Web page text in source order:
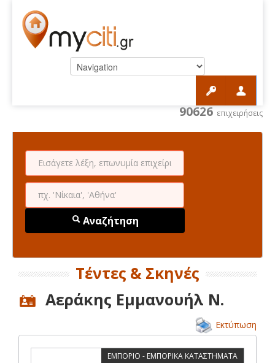
90626 επιχειρήσεις
Αναζήτηση
Τέντες & Σκηνές
Αεράκης Εμμανουήλ Ν.
Εκτύπωση
ΕΜΠΟΡΙΟ - ΕΜΠΟΡΙΚΑ ΚΑΤΑΣΤΗΜΑΤΑ